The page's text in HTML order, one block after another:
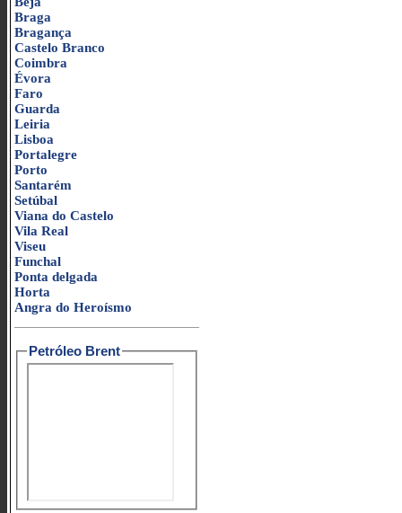
Braga
Bragança
Castelo Branco
Coimbra
Évora
Faro
Guarda
Leiria
Lisboa
Portalegre
Porto
Santarém
Setúbal
Viana do Castelo
Vila Real
Viseu
Funchal
Ponta delgada
Horta
Angra do Heroísmo
Petróleo Brent